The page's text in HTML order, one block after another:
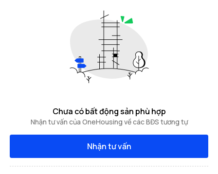
Chưa có bất động sản phù hợp
Nhận tư vấn của OneHousing về các BĐS tương tự
Nhận tư vấn